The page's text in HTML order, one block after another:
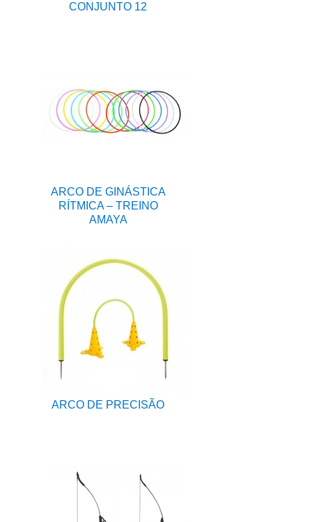
CONJUNTO 12
ARCO DE GINÁSTICA
RÍTMICA – TREINO
AMAYA
ARCO DE PRECISÃO